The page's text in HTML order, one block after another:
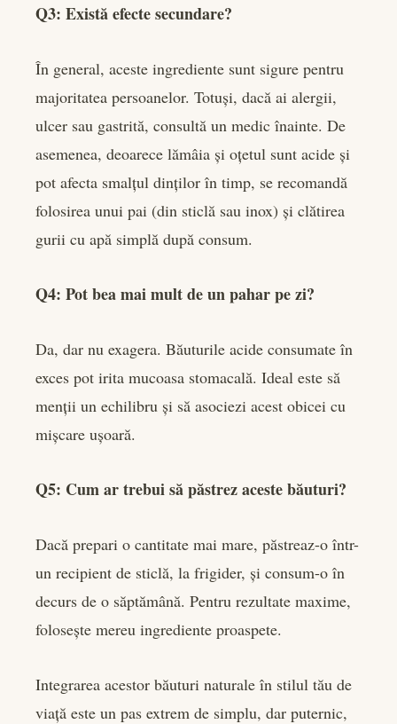
Q3: Există efecte secundare?
În general, aceste ingrediente sunt sigure pentru
majoritatea persoanelor. Totuși, dacă ai alergii,
ulcer sau gastrită, consultă un medic înainte. De
asemenea, deoarece lămâia și oțetul sunt acide și
pot afecta smalțul dinților în timp, se recomandă
folosirea unui pai (din sticlă sau inox) și clătirea
gurii cu apă simplă după consum.
Q4: Pot bea mai mult de un pahar pe zi?
Da, dar nu exagera. Băuturile acide consumate în
exces pot irita mucoasa stomacală. Ideal este să
menții un echilibru și să asociezi acest obicei cu
mișcare ușoară.
Q5: Cum ar trebui să păstrez aceste băuturi?
Dacă prepari o cantitate mai mare, păstreaz-o într-
un recipient de sticlă, la frigider, și consum-o în
decurs de o săptămână. Pentru rezultate maxime,
folosește mereu ingrediente proaspete.
Integrarea acestor băuturi naturale în stilul tău de
viață este un pas extrem de simplu, dar puternic,